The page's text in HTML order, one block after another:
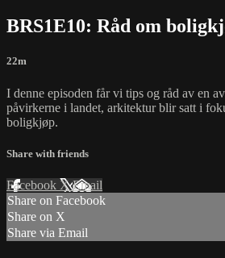
BRS1E10: Råd om
22m
I denne episoden får vi tips og råd av en
påvirkerne i landet, arkitektur blir satt i
boligkjøp.
Share with friends
Facebook XEmail
Share on Facebook
Share on X
Share via Email